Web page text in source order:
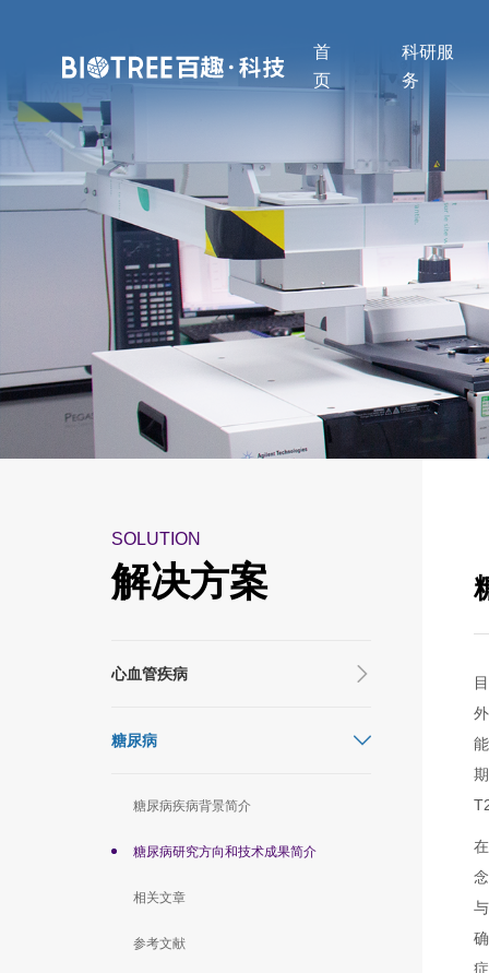
首
页
科研服
务
SOLUTION
解决方案
心血管疾病
糖尿病
糖尿病疾病背景简介
糖尿病研究方向和技术成果简介
相关文章
参考文献